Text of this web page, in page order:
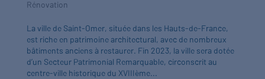
Rénovation
La ville de Saint-Omer, située dans les Hauts-de-France,
est riche en patrimoine architectural, avec de nombreux
bâtiments anciens à restaurer. Fin 2023, la ville sera dotée
d’un Secteur Patrimonial Remarquable, circonscrit au
centre-ville historique du XVIIIème...